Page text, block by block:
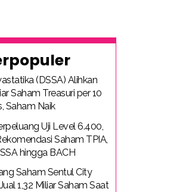
(DSSA) Alihkan
Saham Treasuri per 10
Saham Naik
Uji Level 6.400,
Saham TPIA,
hingga BACH
Saham Sentul City
1,32 Miliar Saham Saat